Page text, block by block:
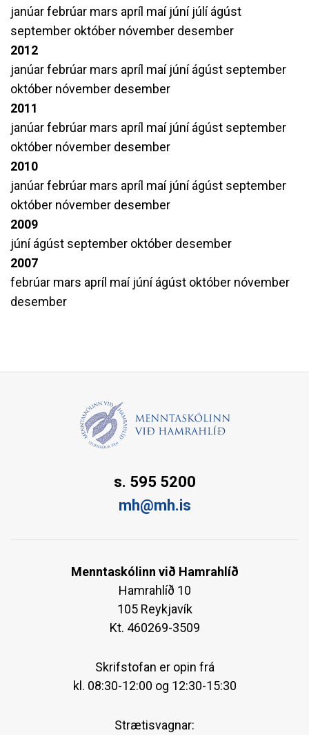
janúarfebrúar mars apríl maí júní júlíágúst
september október nóvember desember
2012
janúarfebrúar mars apríl maí júníágúst september
október nóvember desember
2011
janúarfebrúar mars apríl maí júníágúst september
október nóvember desember
2010
janúarfebrúar mars apríl maí júníágúst september
október nóvember desember
2009
júníágúst september október desember
2007
febrúar mars apríl maí júníágúst október nóvember
desember
s. 595 5200
mh@mh.is
Menntaskólinn við Hamrahlíð
Hamrahlíð 10
105 Reykjavík
Kt. 460269-3509
Skrifstofan er opin frá
kl. 08:30-12:00 og 12:30-15:30
Strætisvagnar: